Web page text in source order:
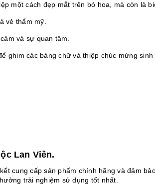
một cách đẹp mắt trên bó hoa, mà còn là
vẻ thẩm mỹ.
và sự quan tâm.
ghim các bảng chữ và thiệp chúc mừng
Lan Viên.
cung cấp sản phẩm chính hãng và đảm
trải nghiệm sử dụng tốt nhất.